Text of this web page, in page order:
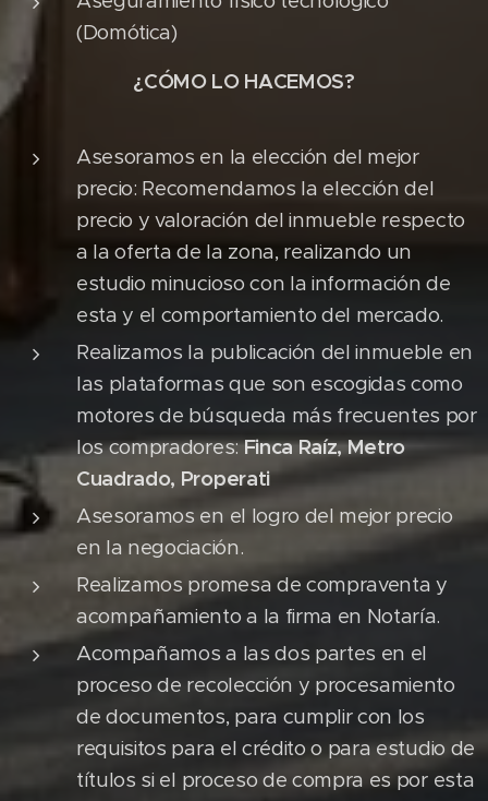
(Domótica)
¿CÓMO LO HACEMOS?
Asesoramos en la elección del mejor
precio: Recomendamos la elección del
precio y valoración del inmueble respecto
a la oferta de la zona, realizando un
estudio minucioso con la información de
esta y el comportamiento del mercado.
Realizamos la publicación del inmueble en
las plataformas que son escogidas como
motores de búsqueda más frecuentes por
los compradores:Finca Raíz, Metro
Cuadrado, Properati
Asesoramos en el logro del mejor precio
en la negociación.
Realizamos promesa de compraventa y
acompañamiento a la firma en Notaría.
Acompañamos a las dos partes en el
proceso de recolección y procesamiento
de documentos, para cumplir con los
requisitos para el crédito o para estudio de
títulos si el proceso de compra es por esta